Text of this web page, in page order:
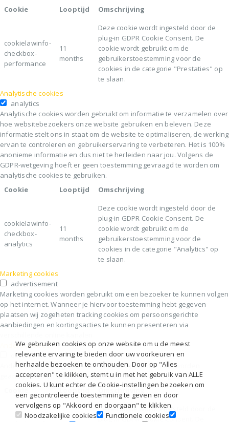
We gebruiken cookies op onze website om u de meest
relevante ervaring te bieden door uw voorkeuren en
herhaalde bezoeken te onthouden. Door op "Alles
accepteren" te klikken, stemt u in met het gebruik van ALLE
cookies. U kunt echter de Cookie-instellingen bezoeken om
een gecontroleerde toestemming te geven en door
vervolgens op "Akkoord en doorgaan" te klikken.
Noodzakelijke cookies
Functionele cookies
Cookie
Looptijd Omschrijving
cookielawinfo-
checkbox-
performance
11
months
Deze cookie wordt ingesteld door de
plug-in GDPR Cookie Consent. De
cookie wordt gebruikt om de
gebruikerstoestemming voor de
cookies in de categorie "Prestaties" op
te slaan.
Analytische cookies
analytics
Analytische cookies worden gebruikt om informatie te verzamelen over
hoe websitebezoekers onze website gebruiken en beleven. Deze
informatie stelt ons in staat om de website te optimaliseren, de werking
ervan te controleren en gebruikerservaring te verbeteren. Het is 100%
anonieme informatie en dus niet te herleiden naar jou. Volgens de
GDPR-wetgeving hoeft er geen toestemming gevraagd te worden om
analytische cookies te gebruiken.
Cookie
Looptijd Omschrijving
cookielawinfo-
checkbox-
analytics
11
months
Deze cookie wordt ingesteld door de
plug-in GDPR Cookie Consent. De
cookie wordt gebruikt om de
gebruikerstoestemming voor de
cookies in de categorie "Analytics" op
te slaan.
Marketing cookies
advertisement
Marketing cookies worden gebruikt om een bezoeker te kunnen volgen
op het internet. Wanneer je hiervoor toestemming hebt gegeven
plaatsen wij zogeheten tracking cookies om persoonsgerichte
aanbiedingen en kortingsacties te kunnen presenteren via
Andere cookies
others
Andere niet-gecategoriseerde cookies zijn cookies die worden
geanalyseerd en die nog niet in een categorie zijn ingedeeld
Cookie
Looptijd Omschrijving
Deze cookie wordt ingesteld door de
plug-in GDPR Cookie Consent. De